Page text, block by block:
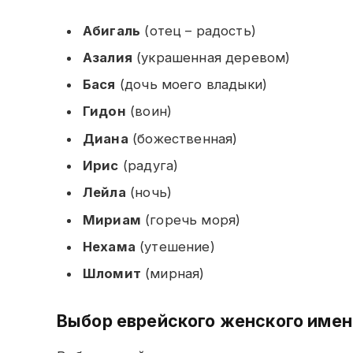
Абигаль (отец – радость)
Азалия (украшенная деревом)
Бася (дочь моего владыки)
Гидон (воин)
Диана (божественная)
Ирис (радуга)
Лейла (ночь)
Мириам (горечь моря)
Нехама (утешение)
Шломит (мирная)
Выбор еврейского женского